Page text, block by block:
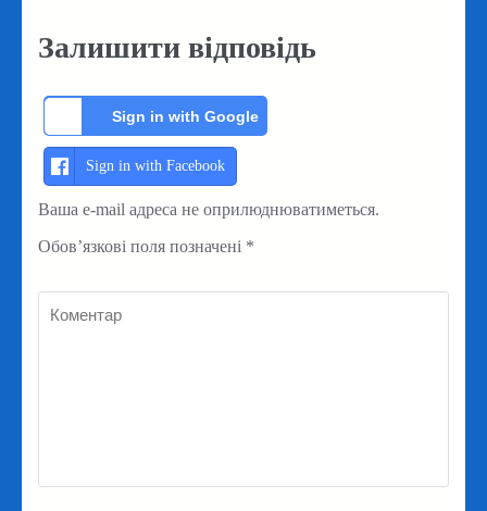
Залишити відповідь
Sign in with Google
Sign in with Facebook
Ваша e-mail адреса не оприлюднюватиметься.
Обов’язкові поля позначені *
Коментар